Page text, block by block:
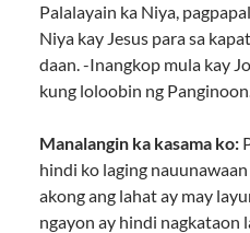
Palalayain ka Niya,
Niya kay Jesus para sa
daan. -Inangkop mula kay
kung loloobin ng
Manalangin ka kasama ko:
hindi ko laging
akong ang lahat ay may
ngayon ay hindi nagkataon